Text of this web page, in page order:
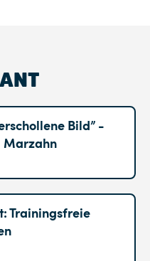
Bild” -
Marzahn
Trainingsfreie